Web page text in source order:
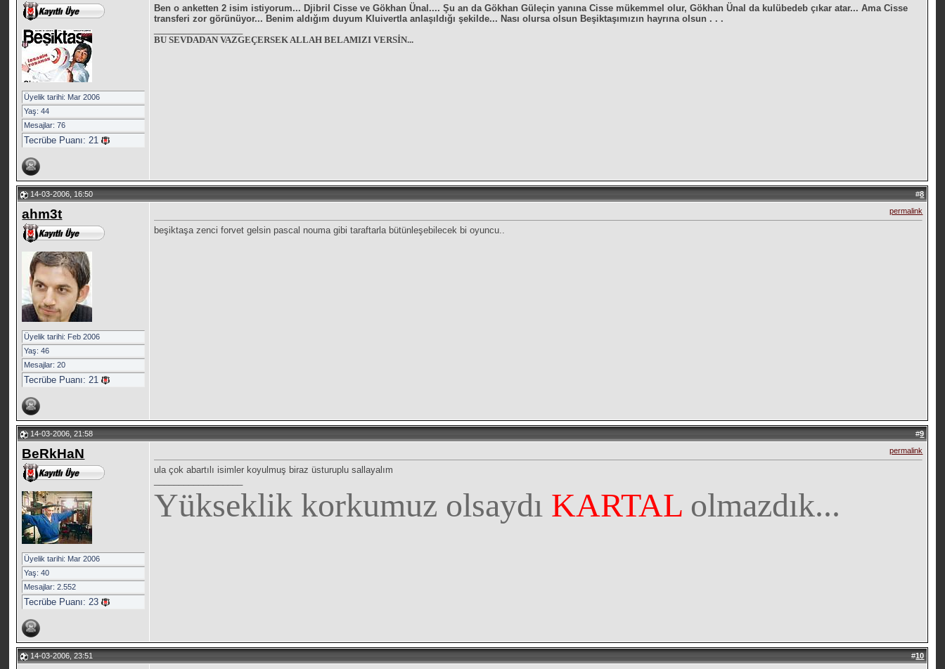
Üyelik tarihi: Mar 2006
Yaş: 44
Mesajlar: 76
Tecrübe Puanı:21
Ben o anketten 2 isim istiyorum... Djibril Cisse ve Gökhan Ünal.... Şu an da Gökhan Güleçin yanına Cisse mükemmel olur, Gökhan Ünal da kulübedeb çıkar atar... Ama Cisse
transferi zor görünüyor... Benim aldığım duyum Kluivertla anlaşıldığı şekilde... Nası olursa olsun Beşiktaşımızın hayrına olsun . . .
BU SEVDADAN VAZGEÇERSEK ALLAH BELAMIZI VERSİN...
14-03-2006, 16:50 #8
ahm3t
Üyelik tarihi: Feb 2006
Yaş: 46
Mesajlar: 20
Tecrübe Puanı:21
permalink
beşiktaşa zenci forvet gelsin pascal nouma gibi taraftarla bütünleşebilecek bi oyuncu..
14-03-2006, 21:58 #9
BeRkHaN
Üyelik tarihi: Mar 2006
Yaş: 40
Mesajlar: 2.552
Tecrübe Puanı:23
permalink
ula çok abartılı isimler koyulmuş biraz üsturuplu sallayalım
Yükseklik korkumuz olsaydı KARTAL olmazdık...
14-03-2006, 23:51 #10